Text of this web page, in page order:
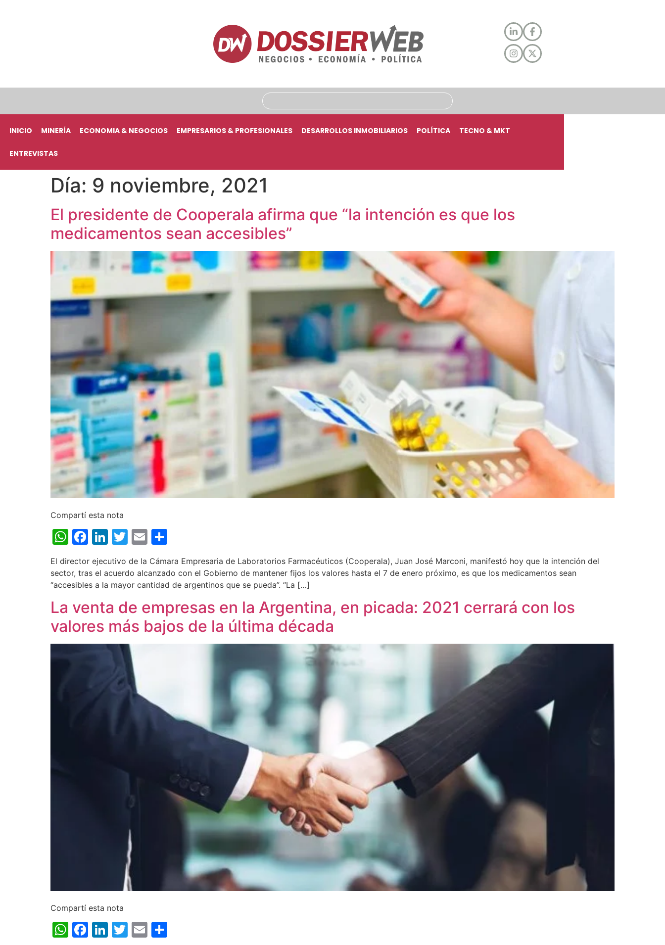
INICIO MINERÍA ECONOMIA & NEGOCIOS EMPRESARIOS & PROFESIONALES DESARROLLOS INMOBILIARIOS POLÍTICA TECNO & MKT
ENTREVISTAS
Día: 9 noviembre, 2021
El presidente de Cooperala afirma que “la intención es que los
medicamentos sean accesibles”
Compartí esta nota
WhatsApp
Facebook
LinkedIn
Twitter
Email
El director ejecutivo de la Cámara Empresaria de Laboratorios Farmacéuticos (Cooperala), Juan José Marconi, manifestó hoy que la intención del
sector, tras el acuerdo alcanzado con el Gobierno de mantener fijos los valores hasta el 7 de enero próximo, es que los medicamentos sean
“accesibles a la mayor cantidad de argentinos que se pueda”. “La […]
La venta de empresas en la Argentina, en picada: 2021 cerrará con los
valores más bajos de la última década
Compartí esta nota
WhatsApp
Facebook
LinkedIn
Twitter
Email